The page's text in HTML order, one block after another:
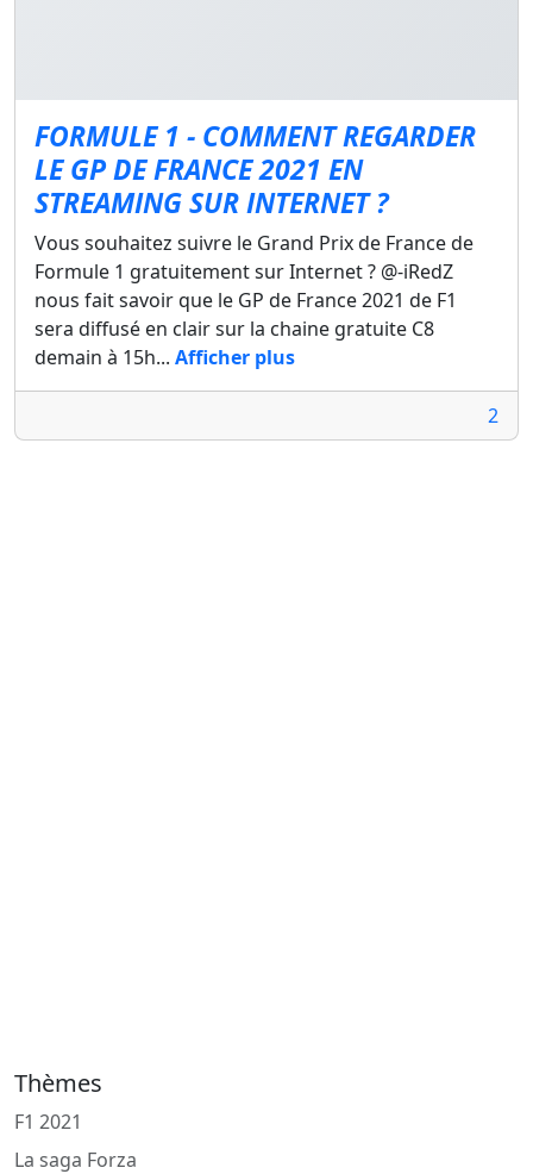
FORMULE 1 - COMMENT REGARDER
LE GP DE FRANCE 2021 EN
STREAMING SUR INTERNET ?
Vous souhaitez suivre le Grand Prix de France de
Formule 1 gratuitement sur Internet ? @-iRedZ
nous fait savoir que le GP de France 2021 de F1
sera diffusé en clair sur la chaine gratuite C8
demain à 15h... Afficher plus
2
Thèmes
F1 2021
La saga Forza